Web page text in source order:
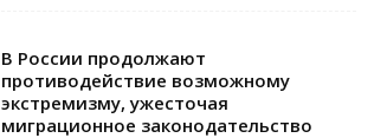
В России продолжают
противодействие возможному
экстремизму, ужесточая
миграционное законодательство